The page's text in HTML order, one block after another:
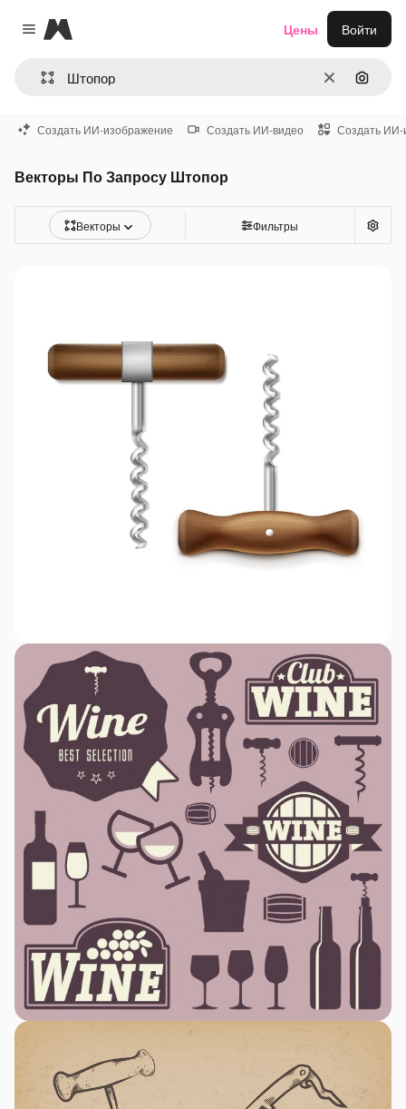
Close menu
Magnific
ОчиститьПоиск
Цены Войти
Создать ИИ-изображение Создать ИИ-видео Создать ИИ-
Векторы По Запросу Штопор
Векторы Фильтры